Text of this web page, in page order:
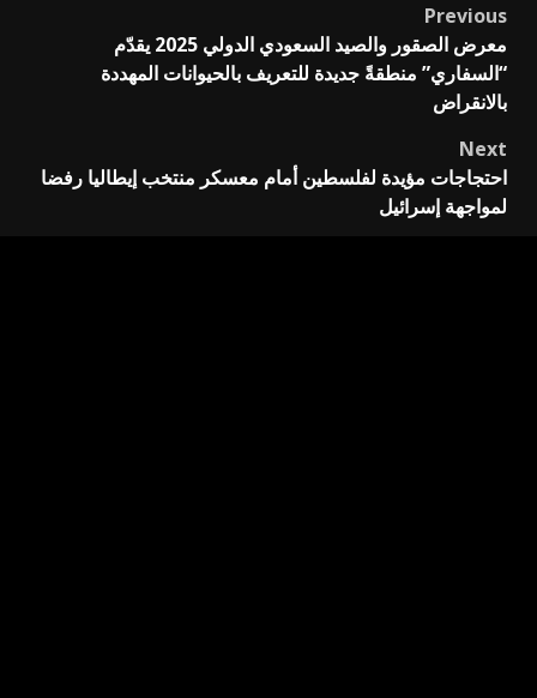
Post
navigation
Previous
معرض الصقور والصيد السعودي الدولي 2025 يقدّم
“السفاري” منطقةً جديدة للتعريف بالحيوانات المهددة
بالانقراض
Next
احتجاجات مؤيدة لفلسطين أمام معسكر منتخب إيطاليا رفضا
لمواجهة إسرائيل